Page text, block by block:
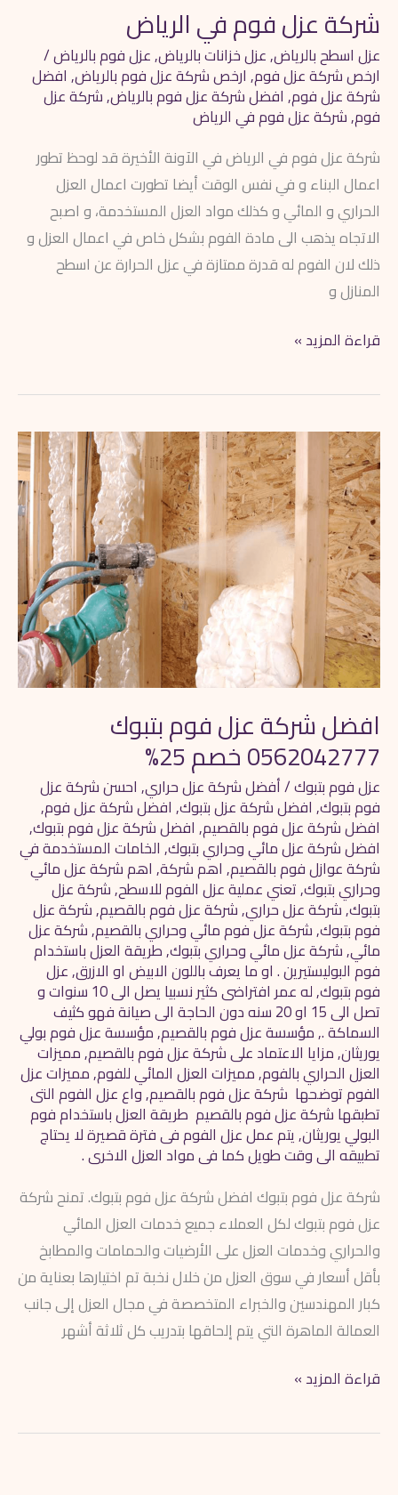
شركة عزل فوم في الرياض
عزل اسطح بالرياض,عزل خزانات بالرياض,عزل فوم بالرياض/
ارخص شركة عزل فوم, ارخص شركة عزل فوم بالرياض, افضل
شركة عزل فوم, افضل شركة عزل فوم بالرياض,شركة عزل
فوم,شركة عزل فوم في الرياض
شركة عزل فوم في الرياض في الآونة الأخيرة قد لوحظ تطور
اعمال البناء و في نفس الوقت أيضا تطورت اعمال العزل
الحراري و المائي و كذلك مواد العزل المستخدمة، و اصبح
الاتجاه يذهب الى مادة الفوم بشكل خاص في اعمال العزل و
ذلك لان الفوم له قدرة ممتازة في عزل الحرارة عن اسطح
المنازل و
قراءة المزيد »
افضل شركة عزل فوم بتبوك
0562042777 خصم 25%
عزل فوم بتبوك/أفضل شركة عزل حراري, احسن شركة عزل
فوم بتبوك, افضل شركة عزل بتبوك, افضل شركة عزل فوم,
افضل شركة عزل فوم بالقصيم, افضل شركة عزل فوم بتبوك,
افضل شركة عزل مائي وحراري بتبوك, الخامات المستخدمة في
شركة عوازل فوم بالقصيم, اهم شركة, اهم شركة عزل مائي
وحراري بتبوك,تعني عملية عزل الفوم للاسطح,شركة عزل
بتبوك,شركة عزل حراري,شركة عزل فوم بالقصيم,شركة عزل
فوم بتبوك,شركة عزل فوم مائي وحراري بالقصيم,شركة عزل
مائي,شركة عزل مائي وحراري بتبوك,طريقة العزل باستخدام
فوم البوليستيرين . او ما يعرف باللون الابيض او الازرق,عزل
فوم بتبوك, له عمر افتراضى كثير نسبيا يصل الى 10 سنوات و
تصل الى 15 او 20 سنه دون الحاجة الى صيانة فهو كثيف
السماكة .,مؤسسة عزل فوم بالقصيم,مؤسسة عزل فوم بولي
يوريثان,مزايا الاعتماد على شركة عزل فوم بالقصيم,مميزات
العزل الحراري بالفوم,مميزات العزل المائي للفوم,مميزات عزل
الفوم توضحها شركة عزل فوم بالقصيم,واع عزل الفوم التى
تطبقها شركة عزل فوم بالقصيم طريقة العزل باستخدام فوم
البولي يوريثان,يتم عمل عزل الفوم فى فترة قصيرة لا يحتاج
تطبيقه الى وقت طويل كما فى مواد العزل الاخرى .
شركة عزل فوم بتبوك افضل شركة عزل فوم بتبوك. تمنح شركة
عزل فوم بتبوك لكل العملاء جميع خدمات العزل المائي
والحراري وخدمات العزل على الأرضيات والحمامات والمطابخ
بأقل أسعار في سوق العزل من خلال نخبة تم اختيارها بعناية من
كبار المهندسين والخبراء المتخصصة في مجال العزل إلى جانب
العمالة الماهرة التي يتم إلحاقها بتدريب كل ثلاثة أشهر
افضل
شركة
عزل
فوم
بتبوك
0562042777
خصم
25%
قراءة المزيد »